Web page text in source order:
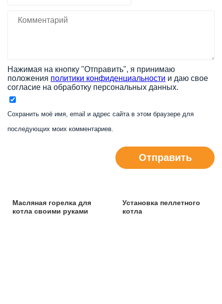
Нажимая на кнопку "Отправить", я принимаю
положения политики конфиденциальности и даю свое
согласие на обработку персональных данных.
Сохранить моё имя, email и адрес сайта в этом браузере для
последующих моих комментариев.
Отправить
Масляная горелка для
котла своими руками
Установка пеллетного
котла